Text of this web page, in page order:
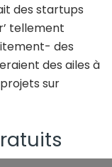
des startups
tellement
des
des ailes à
sur